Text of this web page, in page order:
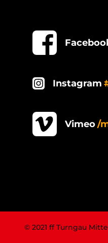
Instagram
Vimeo/
© 2021 ff Turngau